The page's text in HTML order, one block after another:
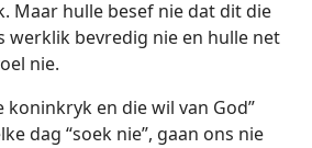
Maar hulle besef nie dat dit die
werklik bevredig nie en hulle net
nie.
koninkryk en die wil van God”
dag “soek nie”, gaan ons nie